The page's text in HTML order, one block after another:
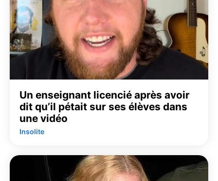
Un enseignant licencié après avoir
dit qu’il pétait sur ses élèves dans
une vidéo
Insolite